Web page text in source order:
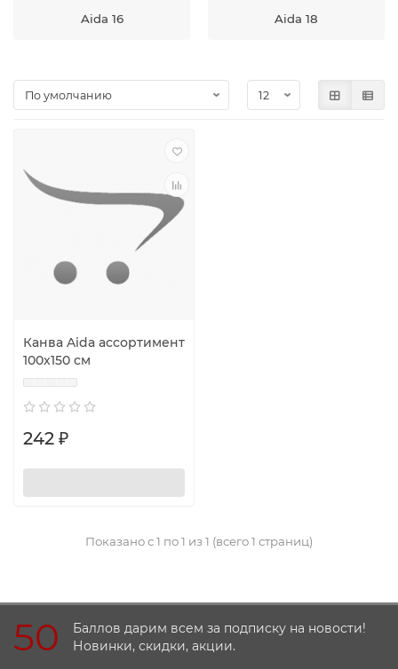
Aida 16 Aida 18
Канва Aida ассортимент
100х150 см
242 ₽
Показано с 1 по 1 из 1 (всего 1 страниц)
50
Баллов дарим всем за подписку на новости!
Новинки, скидки, акции.